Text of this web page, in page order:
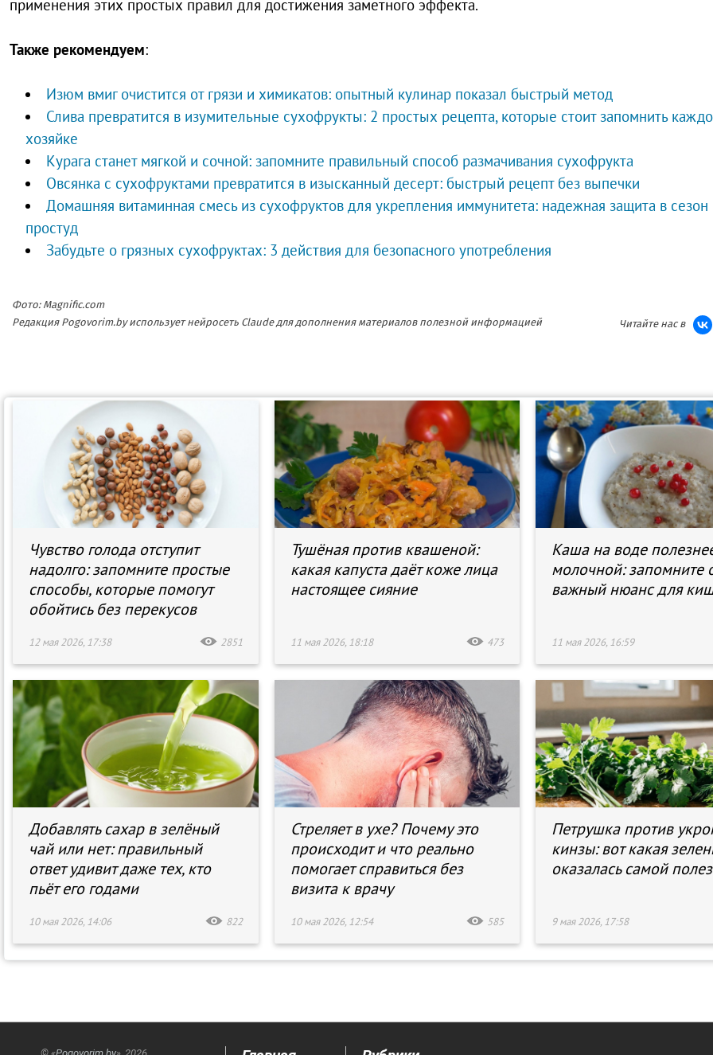
применения этих простых правил для достижения заметного эффекта.
Также рекомендуем:
Изюм вмиг очистится от грязи и химикатов: опытный кулинар показал быстрый метод
Слива превратится в изумительные сухофрукты: 2 простых рецепта, которые стоит запомнить
хозяйке
Курага станет мягкой и сочной: запомните правильный способ размачивания сухофрукта
Овсянка с сухофруктами превратится в изысканный десерт: быстрый рецепт без выпечки
Домашняя витаминная смесь из сухофруктов для укрепления иммунитета: надежная защита в сезон
простуд
Забудьте о грязных сухофруктах: 3 действия для безопасного употребления
Фото: Magnific.com
Редакция Pogovorim.by использует нейросеть Claude для дополнения материалов полезной информацией
Читайте нас в
Чувство голода отступит
надолго: запомните простые
способы, которые помогут
обойтись без перекусов
12 мая 2026, 17:38 2851
Тушёная против квашеной:
какая капуста даёт коже лица
настоящее сияние
11 мая 2026, 18:18 473
Каша на воде
молочной: запомните
важный нюанс для
11 мая 2026, 16:59
Добавлять сахар в зелёный
чай или нет: правильный
ответ удивит даже тех, кто
пьёт его годами
10 мая 2026, 14:06 822
Стреляет в ухе? Почему это
происходит и что реально
помогает справиться без
визита к врачу
10 мая 2026, 12:54 585
Петрушка против
кинзы: вот какая
оказалась самой
9 мая 2026, 17:58